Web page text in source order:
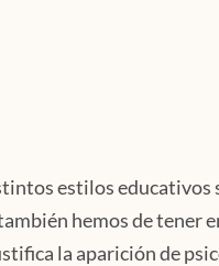
estilos educativos
hemos de tener
la aparición de